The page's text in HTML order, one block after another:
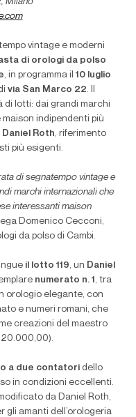
vintage e moderni
di orologi da polso
, in programma il 10 luglio
via San Marco 22. Il
di lotti: dai grandi marchi
indipendenti più
Daniel Roth, riferimento
più esigenti.
di segnatempo vintage e
marchi internazionali che
interessanti maison
Domenico Cecconi,
da polso di Cambi.
il lotto 119, un Daniel
numerato n. 1 , tra
orologio elegante, con
e numeri romani, che
creazioni del maestro
a due contatori dello
in condizioni eccellenti.
da Daniel Roth,
gli amanti dell’orologeria